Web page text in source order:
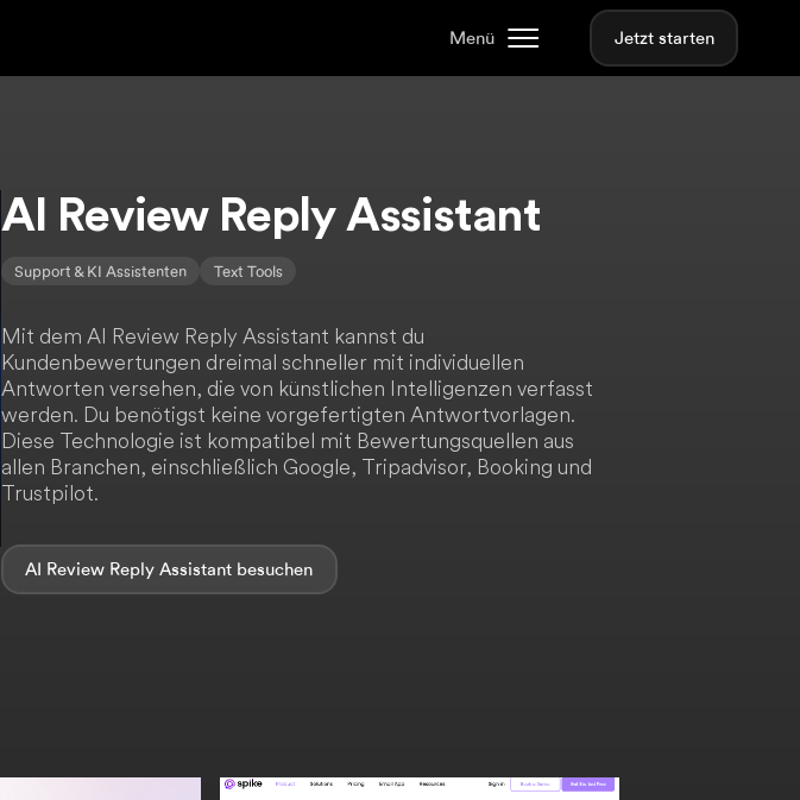
Menü Jetzt starten
AI Review Reply Assistant
Support & KI Assistenten Text Tools
Mit dem AI Review Reply Assistant kannst du
Kundenbewertungen dreimal schneller mit individuellen
Antworten versehen, die von künstlichen Intelligenzen verfasst
werden. Du benötigst keine vorgefertigten Antwortvorlagen.
Diese Technologie ist kompatibel mit Bewertungsquellen aus
allen Branchen, einschließlich Google, Tripadvisor, Booking und
Trustpilot.
AI Review Reply Assistant